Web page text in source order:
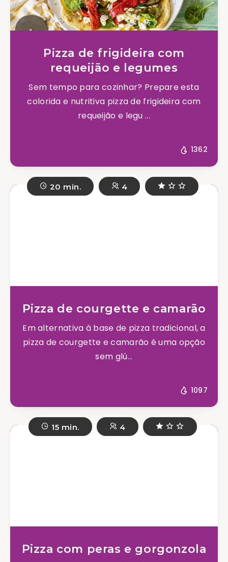
Pizza de frigideira com
requeijão e legumes
Sem tempo para cozinhar? Prepare esta
colorida e nutritiva pizza de frigideira com
requeijão e legu ...
1362
20 min. 4
Pizza de courgette e camarão
Em alternativa à base de pizza tradicional, a
pizza de courgette e camarão é uma opção
sem glú...
1097
15 min. 4
Pizza com peras e gorgonzola